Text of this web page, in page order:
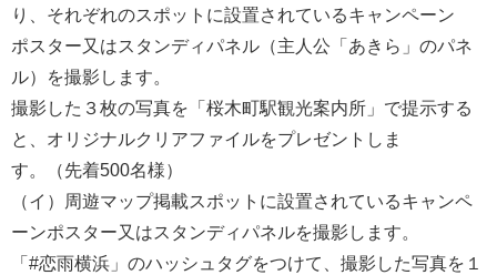
り、それぞれのスポットに設置されているキャンペーン
ポスター又はスタンディパネル（主人公「あきら」のパネ
ル）を撮影します。
撮影した３枚の写真を「桜木町駅観光案内所」で提示する
と、オリジナルクリアファイルをプレゼントしま
す。（先着500名様）
（イ）周遊マップ掲載スポットに設置されているキャンペ
ーンポスター又はスタンディパネルを撮影します。
「#恋雨横浜」のハッシュタグをつけて、撮影した写真を１